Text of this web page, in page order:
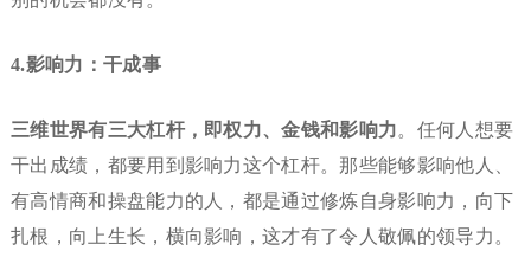
4.影响力：干成事
三维世界有三大杠杆，即权力、金钱和影响力。任何人想要
干出成绩，都要用到影响力这个杠杆。那些能够影响他人、
有高情商和操盘能力的人，都是通过修炼自身影响力，向下
扎根，向上生长，横向影响，这才有了令人敬佩的领导力。